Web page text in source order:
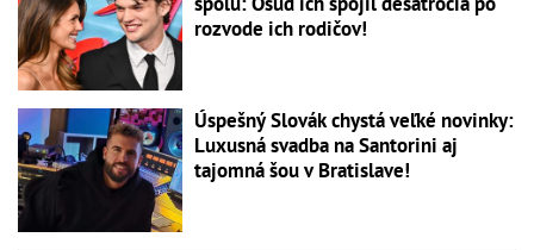
rozvode ich rodičov!
Úspešný Slovák chystá veľké novinky:
Luxusná svadba na Santorini aj
tajomná šou v Bratislave!